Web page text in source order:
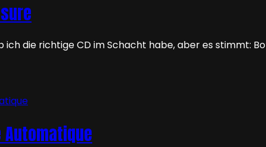
ich die richtige CD im Schacht habe, aber es stimmt:
Automatique